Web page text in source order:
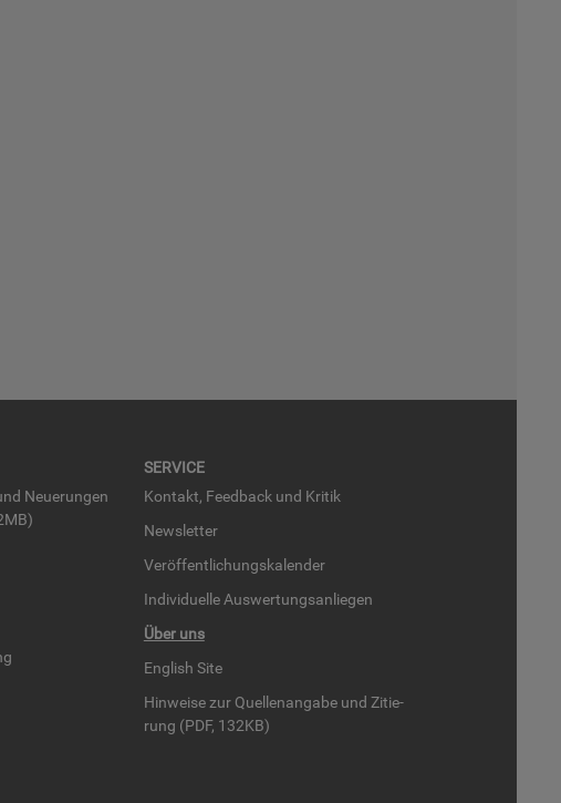
Neue­run­gen
SER­VICE
Kon­takt, Feed­back und Kri­tik
News­let­ter
Ver­öf­fent­li­chungs­ka­len­der
In­di­vi­du­el­le Aus­wer­tungs­an­lie­gen
Über uns
English Site
Hin­wei­se zur Quel­len­an­ga­be und Zi­tie­
rung (PDF, 132KB)